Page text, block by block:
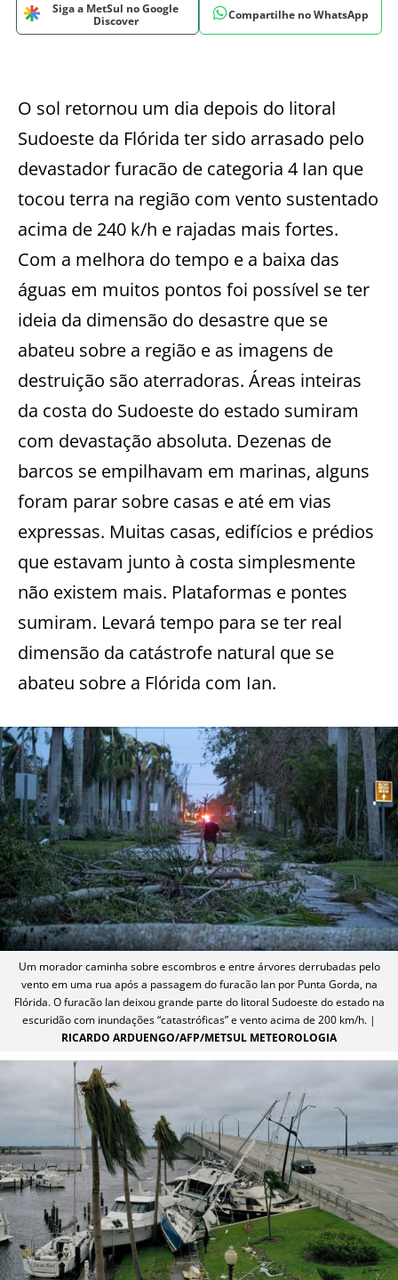
Siga a MetSul no Google
Discover
Compartilhe no WhatsApp
O sol retornou um dia depois do litoral
Sudoeste da Flórida ter sido arrasado pelo
devastador furacão de categoria 4 Ian que
tocou terra na região com vento sustentado
acima de 240 k/h e rajadas mais fortes.
Com a melhora do tempo e a baixa das
águas em muitos pontos foi possível se ter
ideia da dimensão do desastre que se
abateu sobre a região e as imagens de
destruição são aterradoras. Áreas inteiras
da costa do Sudoeste do estado sumiram
com devastação absoluta. Dezenas de
barcos se empilhavam em marinas, alguns
foram parar sobre casas e até em vias
expressas. Muitas casas, edifícios e prédios
que estavam junto à costa simplesmente
não existem mais. Plataformas e pontes
sumiram. Levará tempo para se ter real
dimensão da catástrofe natural que se
abateu sobre a Flórida com Ian.
Um morador caminha sobre escombros e entre árvores derrubadas pelo
vento em uma rua após a passagem do furacão Ian por Punta Gorda, na
Flórida. O furacão Ian deixou grande parte do litoral Sudoeste do estado na
escuridão com inundações “catastróficas” e vento acima de 200 km/h. |
RICARDO ARDUENGO/AFP/METSUL METEOROLOGIA